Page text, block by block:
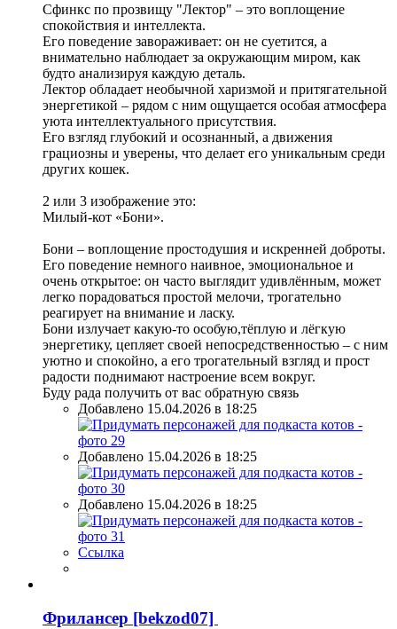
Сфинкс по прозвищу "Лектор" – это воплощение
спокойствия и интеллекта.
Его поведение завораживает: он не суетится, а
внимательно наблюдает за окружающим миром, как
будто анализируя каждую деталь.
Лектор обладает необычной харизмой и притягательной
энергетикой – рядом с ним ощущается особая атмосфера
уюта интеллектуального присутствия.
Его взгляд глубокий и осознанный, а движения
грациозны и уверены, что делает его уникальным среди
других кошек.
2 или 3 изображение это:
Милый-кот «Бони».
Бони – воплощение простодушия и искренней доброты.
Его поведение немного наивное, эмоциональное и
очень открытое: он часто выглядит удивлённым, может
легко порадоваться простой мелочи, трогательно
реагирует на внимание и ласку.
Бони излучает какую-то особую,тёплую и лёгкую
энергетику, цепляет своей непосредственностью – с ним
уютно и спокойно, а его трогательный взгляд и прост
радости поднимают настроение всем вокруг.
Буду рада получить от вас обратную связь
Добавлено 15.04.2026 в 18:25
Добавлено 15.04.2026 в 18:25
Добавлено 15.04.2026 в 18:25
Ссылка
Фрилансер [bekzod07]